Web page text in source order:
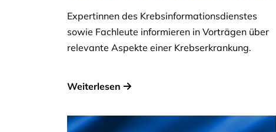
Expertinnen des Krebsinformationsdienstes
sowie Fachleute informieren in Vorträgen über
relevante Aspekte einer Krebserkrankung.
Weiterlesen